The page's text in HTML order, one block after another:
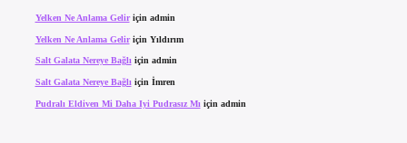
Yelken Ne Anlama Geliriçin admin
Yelken Ne Anlama Geliriçin Yıldırım
Salt Galata Nereye Bağlıiçin admin
Salt Galata Nereye Bağlı için İmren
Pudralı Eldiven Mi Daha Iyi Pudrasız Mı için admin